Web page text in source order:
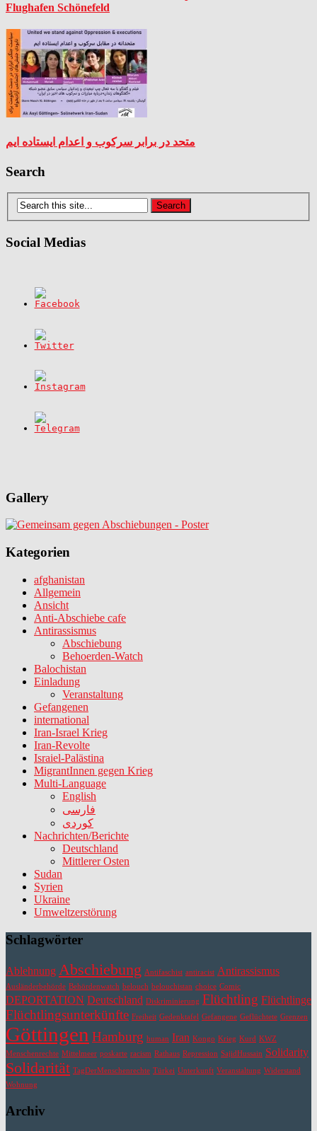
Flughafen Schönefeld
متحد در برابر سرکوب و اعدام ایستاده ایم
Search
Social Medias
Gallery
Kategorien
afghanistan
Allgemein
Ansicht
Anti-Abschiebe cafe
Antirassismus
Abschiebung
Behoerden-Watch
Balochistan
Einladung
Veranstaltung
Gefangenen
international
Iran-Israel Krieg
Iran-Revolte
Israiel-Palästina
MigrantInnen gegen Krieg
Multi-Language
English
فارسی
کوردی
Nachrichten/Berichte
Deutschland
Mittlerer Osten
Sudan
Syrien
Ukraine
Umweltzerstörung
Schlagwörter
Ablehnung Abschiebung Antifaschist antiracist Antirassismus
Ausländerbehörde Behördenwatch belouch belouchistan choice Comic
DEPORTATION Deutschland Diskriminierung Flüchtling Flüchtlinge
Flüchtlingsunterkünfte Freiheit Gedenktafel Gefangene Geflüchtete Grenzen
Göttingen Hamburg human Iran Kongo Krieg Kurd KWZ
Menschenrechte Mittelmeer poskarte racism Rathaus Repression SajidHussain Solidarity
Solidarität TagDerMenschenrechte Türkei Unterkunft Veranstaltung Widerstand
Wohnung
Archiv